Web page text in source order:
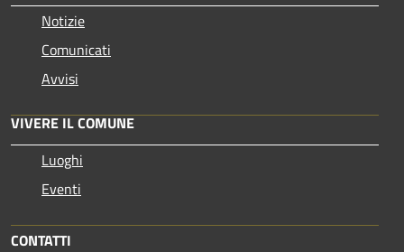
Notizie
Comunicati
Avvisi
VIVERE IL COMUNE
Luoghi
Eventi
CONTATTI